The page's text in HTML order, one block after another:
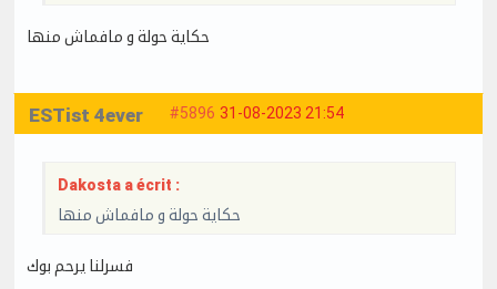
حكاية حولة و مافماش منها
#5896 31-08-2023 21:54
ESTist 4ever
Dakosta a écrit :
حكاية حولة و مافماش منها
فسرلنا يرحم بوك